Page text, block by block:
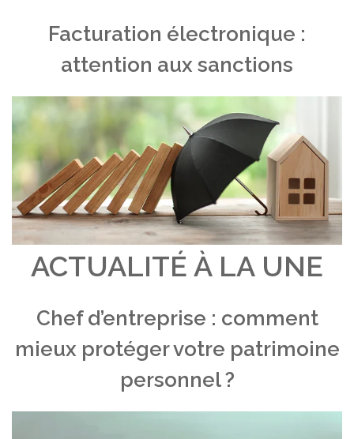
Facturation électronique :
attention aux sanctions
ACTUALITÉ À LA UNE
Chef d’entreprise : comment
mieux protéger votre patrimoine
personnel ?